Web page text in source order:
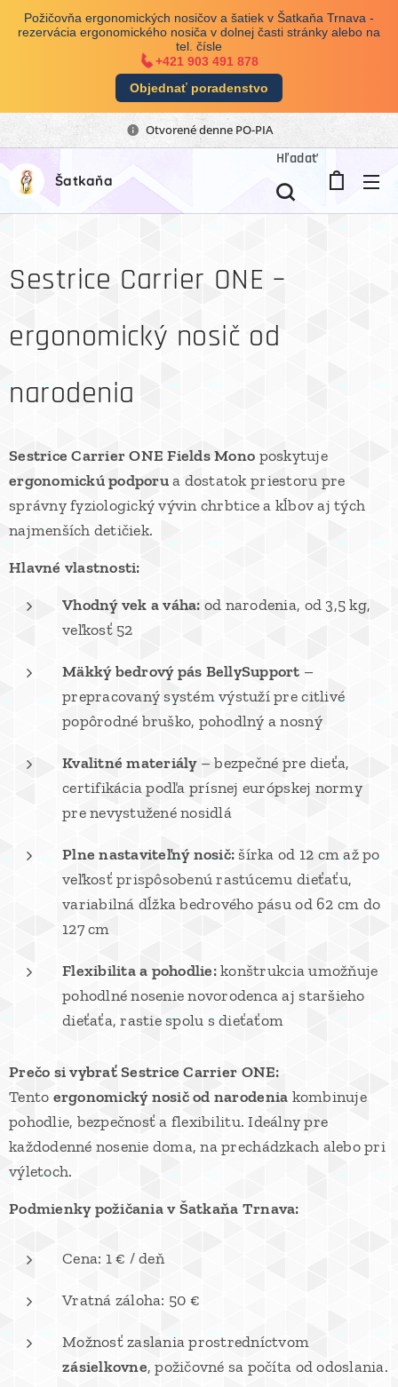
Požičovňa ergonomických nosičov a šatiek v Šatkaňa Trnava -
rezervácia ergonomického nosiča v dolnej časti stránky alebo na
tel. čísle
+421 903 491 878
Objednať poradenstvo
Otvorené denne PO-PIA
Šatkaňa
Hľadať
Sestrice Carrier ONE –
ergonomický nosič od
narodenia
Sestrice Carrier ONE Fields Mono poskytuje
ergonomickú podporua dostatok priestoru pre
správny fyziologický vývin chrbtice a kĺbov aj tých
najmenších detičiek.
Hlavné vlastnosti:
Vhodný vek a váha: od narodenia, od 3,5 kg,
veľkosť 52
Mäkký bedrový pás BellySupport –
prepracovaný systém výstuží pre citlivé
popôrodné bruško, pohodlný a nosný
Kvalitné materiály– bezpečné pre dieťa,
certifikácia podľa prísnej európskej normy
pre nevystužené nosidlá
Plne nastaviteľný nosič:šírka od 12 cm až po
veľkosť prispôsobenú rastúcemu dieťaťu,
variabilná dĺžka bedrového pásu od 62 cm do
127 cm
Flexibilita a pohodlie:konštrukcia umožňuje
pohodlné nosenie novorodenca aj staršieho
dieťaťa, rastie spolu s dieťaťom
Prečo si vybrať Sestrice Carrier ONE:
Tento ergonomický nosič od narodenia kombinuje
pohodlie, bezpečnosť a flexibilitu. Ideálny pre
každodenné nosenie doma, na prechádzkach alebo pri
výletoch.
Podmienky požičania v Šatkaňa Trnava:
Cena: 1 € / deň
Vratná záloha: 50 €
Možnosť zaslania prostredníctvom
zásielkovne, požičovné sa počíta od odoslania.